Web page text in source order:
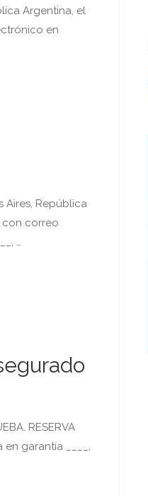
Argentina, el
en
Aires, República
con correo
…
RESERVA
garantía ____,